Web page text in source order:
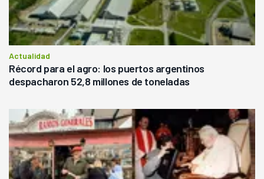
Actualidad
Récord para el agro: los puertos argentinos
despacharon 52,8 millones de toneladas